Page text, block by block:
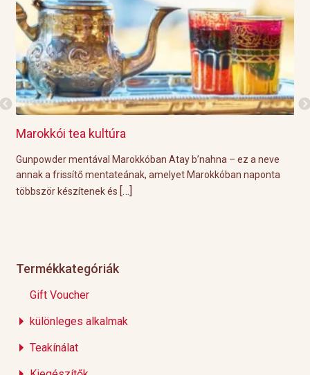
Atay b’nahna – ez a neve
amelyet Marokkóban naponta
A közelgő indián nyár és a
tökéletes körülményeket
Termékkategóriák
Gift Voucher
különleges alkalmak
Teakínálat